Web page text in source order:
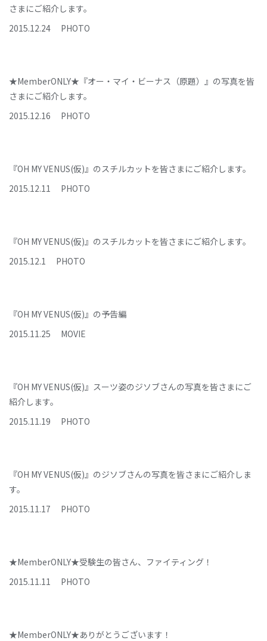
さまにご紹介します。
2015.12.24 PHOTO
★MemberONLY★『オー・マイ・ビーナス（原題）』の写真を皆
さまにご紹介します。
2015.12.16 PHOTO
『OH MY VENUS(仮)』のスチルカットを皆さまにご紹介します。
2015.12.11 PHOTO
『OH MY VENUS(仮)』のスチルカットを皆さまにご紹介します。
2015.12.1 PHOTO
『OH MY VENUS(仮)』の予告編
2015.11.25 MOVIE
『OH MY VENUS(仮)』スーツ姿のジソブさんの写真を皆さまにご
紹介します。
2015.11.19 PHOTO
『OH MY VENUS(仮)』のジソブさんの写真を皆さまにご紹介しま
す。
2015.11.17 PHOTO
★MemberONLY★受験生の皆さん、ファイティング！
2015.11.11 PHOTO
★MemberONLY★ありがとうございます！